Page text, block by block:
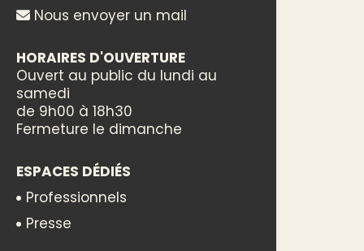
Nous envoyer un mail
HORAIRES D'OUVERTURE
Ouvert au public du lundi au
samedi
de 9h00 à 18h30
Fermeture le dimanche
ESPACES DÉDIÉS
Professionnels
Presse